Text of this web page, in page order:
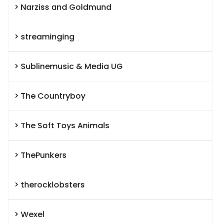
Narziss and Goldmund
streaminging
Sublinemusic & Media UG
The Countryboy
The Soft Toys Animals
ThePunkers
therocklobsters
Wexel